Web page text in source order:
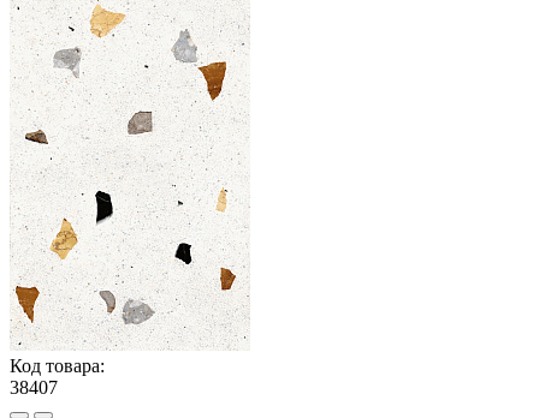
Код товара:
38407